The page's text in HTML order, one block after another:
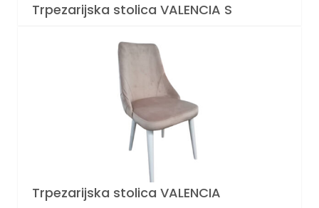
Trpezarijska stolica VALENCIA S
Trpezarijska stolica VALENCIA